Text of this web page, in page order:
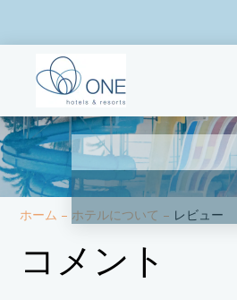
ホーム – ホテルについて – レビュー
コメント